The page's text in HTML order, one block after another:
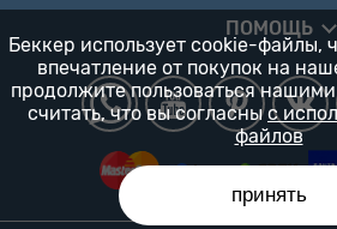
ПОМОЩЬ
Беккер использует cookie-файлы,
впечатление от покупок на
продолжите пользоваться
считать, что вы согласны с
файлов
принять